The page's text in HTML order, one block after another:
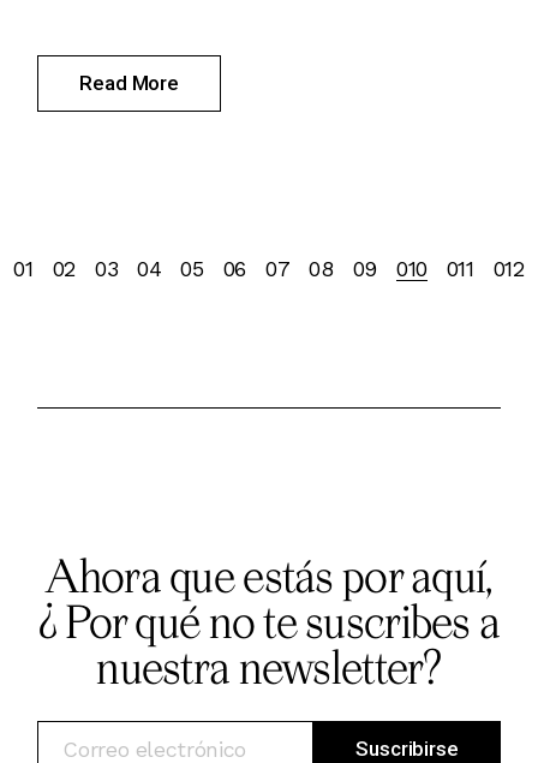
Read More
Posts
01 02 03 04 05 06 07 08 09 010 011 012
Ahora que estás por aquí,
¿ Por qué no te suscribes a
nuestra newsletter?